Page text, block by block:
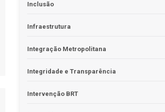
Inclusão
Infraestrutura
Integração Metropolitana
Integridade e Transparência
Intervenção BRT